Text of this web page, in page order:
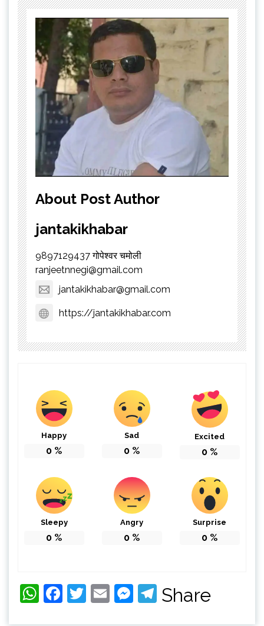
About Post Author
jantakikhabar
9897129437 गोपेश्वर चमोली
ranjeetnnegi@gmail.com
jantakikhabar@gmail.com
https://jantakikhabar.com
Happy
0 %
Sad
0 %
Excited
0 %
Sleepy
0 %
Angry
0 %
Surprise
0 %
WhatsApp
Facebook
Twitter
EmailMessenger
Telegram
Share